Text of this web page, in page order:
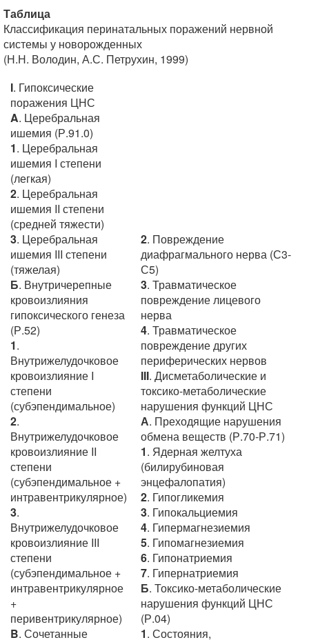
Таблица
Классификация перинатальных поражений нервной
системы у новорожденных
(Н.Н. Володин, А.С. Петрухин, 1999)
I. Гипоксические
поражения ЦНС
A. Церебральная
ишемия (Р.91.0)
1. Церебральная
ишемия I степени
(легкая)
2. Церебральная
ишемия II степени
(средней тяжести)
3. Церебральная
ишемия III степени
(тяжелая)
Б. Внутричерепные
кровоизлияния
гипоксического генеза
(Р.52)
1.
Внутрижелудочковое
кровоизлияние I
степени
(субэпендимальное)
2.
Внутрижелудочковое
кровоизлияние II
степени
(субэпендимальное +
интравентрикулярное)
3.
Внутрижелудочковое
кровоизлияние III
степени
(субэпендимальное +
интравентрикулярное
+
перивентрикулярное)
B. Сочетанные
2. Повреждение
диафрагмального нерва (С3-
С5)
3. Травматическое
повреждение лицевого
нерва
4. Травматическое
повреждение других
периферических нервов
III. Дисметаболические и
токсико-метаболические
нарушения функций ЦНС
А. Преходящие нарушения
обмена веществ (Р.70-Р.71)
1. Ядерная желтуха
(билирубиновая
энцефалопатия)
2. Гипогликемия
3. Гипокальциемия
4. Гипермагнезиемия
5. Гипомагнезиемия
6. Гипонатриемия
7. Гипернатриемия
Б. Токсико-метаболические
нарушения функций ЦНС
(Р.04)
1. Состояния,